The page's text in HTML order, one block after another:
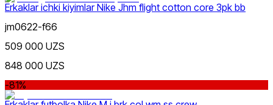
Kulrang
Erkaklar ichki kiyimlar Nike Jhm flight cotton core 3pk bb
jm0622-f66
509 000 UZS
848 000 UZS
-81%